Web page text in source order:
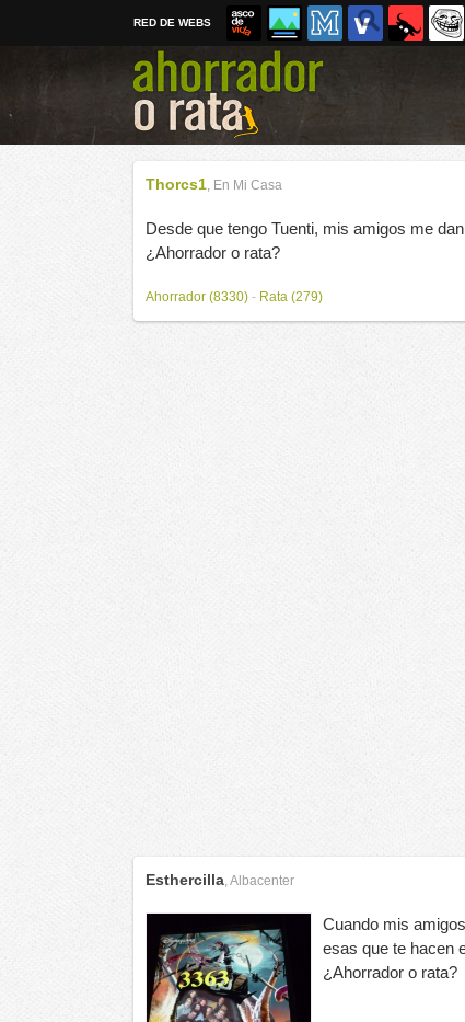
RED DE WEBS
Thorcs1, En Mi Casa
Desde que tengo Tuenti, mis amigos me
¿Ahorrador o rata?
Ahorrador (8330) - Rata (279)
Esthercilla,Albacenter
Cuando mis
esas que te hacen
¿Ahorrador o rata?